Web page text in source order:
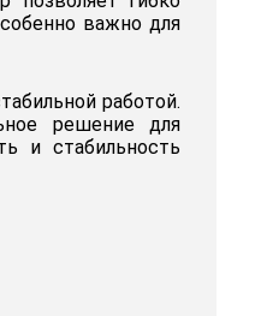
важно для
работой.
решение для
и стабильность